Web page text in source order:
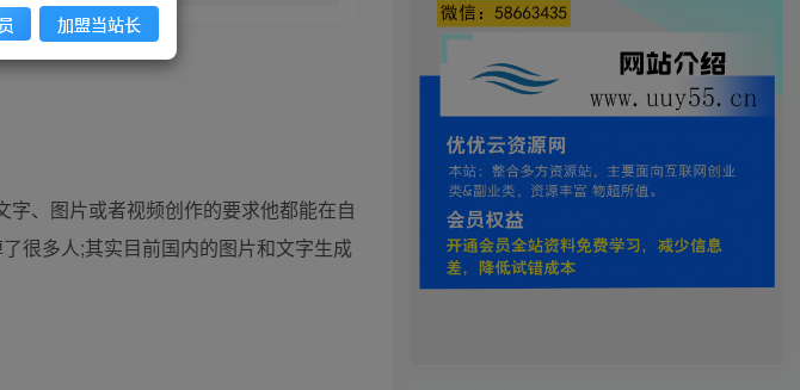
、图片或者视频创作的要求他都能在自
很多人;其实目前国内的图片和文字生成
加盟当站长